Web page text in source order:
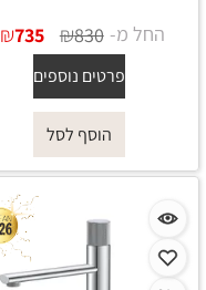
החל מ- ₪830
₪735
פרטים נוספים
הוסף לסל